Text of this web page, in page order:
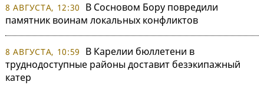
8 АВГУСТА, 12:30
В Сосновом Бору повредили
памятник воинам локальных конфликтов
8 АВГУСТА, 10:59
В Карелии бюллетени в
труднодоступные районы доставит безэкипажный
катер